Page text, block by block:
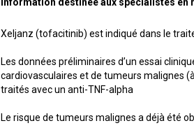
Xeljanz (tofacitinib) est indiqué dans le
Les données préliminaires d’un essai
cardiovasculaires et de tumeurs malignes
traités avec un anti-TNF-alpha
Le risque de tumeurs malignes a déjà été